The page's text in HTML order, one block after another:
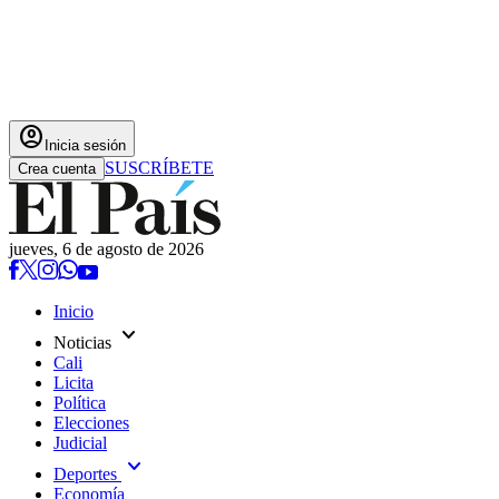
account_circle Inicia sesión
Crea cuenta SUSCRÍBETE
jueves, 6 de agosto de 2026
Inicio
Noticias expand_more
Cali
Licita
Política
Elecciones
Judicial
Deportes expand_more
Economía